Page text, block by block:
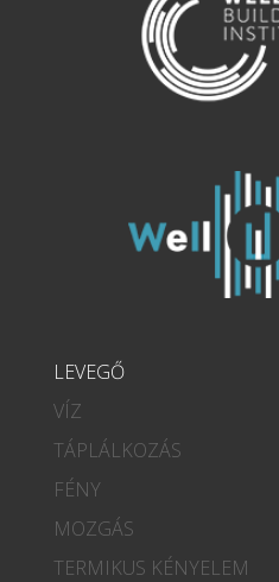
LEVEGŐ
VÍZ
TÁPLÁLKOZÁS
FÉNY
MOZGÁS
TERMIKUS KÉNYELEM